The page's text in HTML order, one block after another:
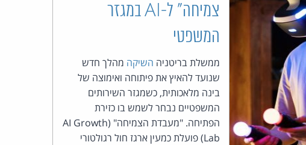
צמיחה" ל‑AI במגזר
המשפטי
ממשלת בריטניה השיקה מהלך חדש
שנועד להאיץ את פיתוחה ואימוצה של
בינה מלאכותית, כשמגזר השירותים
המשפטיים נבחר לשמש בו כזירת
הפתיחה. "מעבדת הצמיחה" (AI Growth
Lab) פועלת כמעין ארגז חול רגולטורי